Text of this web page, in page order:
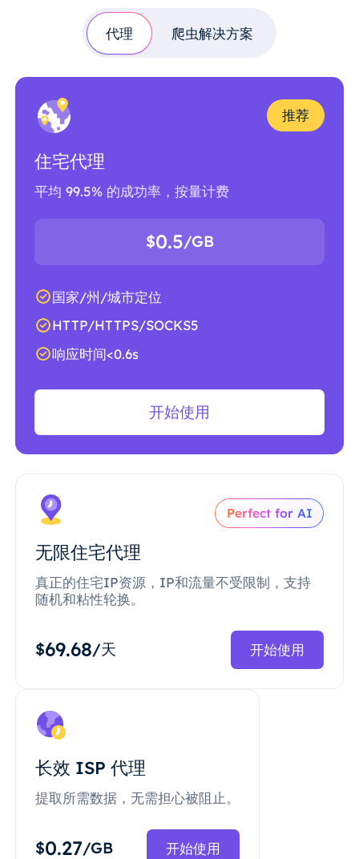
代理 爬虫解决方案
推荐
住宅代理
平均 99.5% 的成功率，按量计费
$0.5/GB
国家/州/城市定位
HTTP/HTTPS/SOCKS5
响应时间<0.6s
开始使用
Perfect for AI
无限住宅代理
真正的住宅IP资源，IP和流量不受限制，支持
随机和粘性轮换。
$69.68/天 开始使用
长效 ISP 代理
提取所需数据，无需担心被阻止。
$0.27/GB 开始使用